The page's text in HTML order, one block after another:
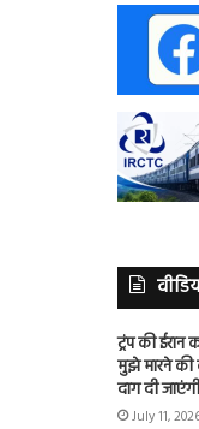
ट्रंप की
मुझे मारने की
दाग दी
July 11,